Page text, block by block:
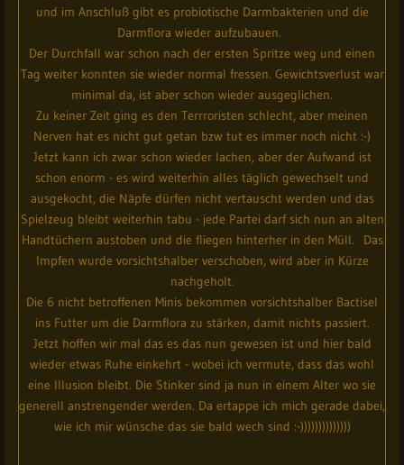
und im Anschluß gibt es probiotische Darmbakterien und die
Darmflora wieder aufzubauen.
Der Durchfall war schon nach der ersten Spritze weg und einen
Tag weiter konnten sie wieder normal fressen. Gewichtsverlust war
minimal da, ist aber schon wieder ausgeglichen.
Zu keiner Zeit ging es den Terrroristen schlecht, aber meinen
Nerven hat es nicht gut getan bzw tut es immer noch nicht :-)
Jetzt kann ich zwar schon wieder lachen, aber der Aufwand ist
schon enorm - es wird weiterhin alles täglich gewechselt und
ausgekocht, die Näpfe dürfen nicht vertauscht werden und das
Spielzeug bleibt weiterhin tabu - jede Partei darf sich nun an alten
Handtüchern austoben und die fliegen hinterher in den Müll. Das
Impfen wurde vorsichtshalber verschoben, wird aber in Kürze
nachgeholt.
Die 6 nicht betroffenen Minis bekommen vorsichtshalber Bactisel
ins Futter um die Darmflora zu stärken, damit nichts passiert.
Jetzt hoffen wir mal das es das nun gewesen ist und hier bald
wieder etwas Ruhe einkehrt - wobei ich vermute, dass das wohl
eine Illusion bleibt. Die Stinker sind ja nun in einem Alter wo sie
generell anstrengender werden. Da ertappe ich mich gerade dabei,
wie ich mir wünsche das sie bald wech sind :-))))))))))))))